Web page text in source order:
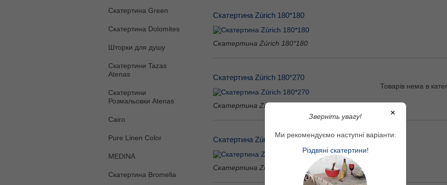
Скатертина Green
Скатертина Dolomites
Шторки для душу
Скатертини Tazas
Atenas
Скатертини
Розмальовки Atenas
Cairo
Pure Linen Color
MEDINA
Скатертина Bromelia
Скатертина Zúrich 180*180
Скатертина Zúrich 180*180
Скатертина Zúrich 180*270
Скатертина Zúrich 180*270
Товарів нема в
Скатертина Zúrich 180*320
Скатертина Zúrich 180*320
×
Зверніть увагу!
Ми рекомендуємо наступні варіанти:
Різдвяні скатертини!